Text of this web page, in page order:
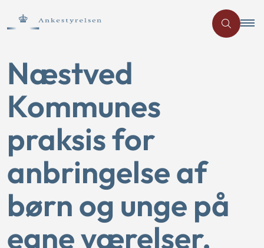
Næstved
Kommunes
praksis for
anbringelse af
børn og unge på
egne værelser,